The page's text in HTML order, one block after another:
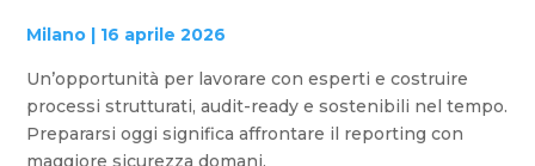
Milano | 16 aprile 2026
Un’opportunità per lavorare con esperti e costruire
processi strutturati, audit-ready e sostenibili nel tempo.
Prepararsi oggi significa affrontare il reporting con
maggiore sicurezza domani.